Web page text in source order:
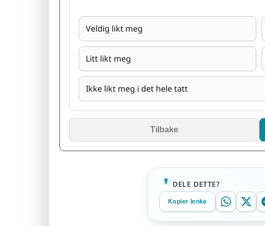
Veldig likt meg
Litt likt meg
Ikke likt meg i det hele tatt
Tilbake
DELE DETTE?
Kopier lenke